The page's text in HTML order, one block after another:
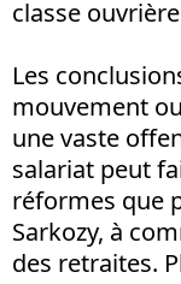
classe
Les
mouvement
une vaste
salariat peut
réformes que
Sarkozy, à
des retraites.